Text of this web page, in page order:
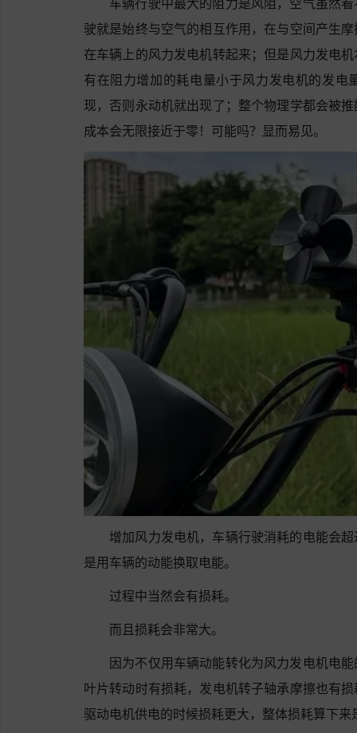
驶就是始终与空气的相互作用，在与空间产生
在车辆上的风力发电机转起来；但是风力发电
有在阻力增加的耗电量小于风力发电机的发
现，否则永动机就出现了；整个物理学都会被
成本会无限接近于零！可能吗？显而易见。
增加风力发电机，车辆行驶消耗的电能会
是用车辆的动能换取电能。
过程中当然会有损耗。
而且损耗会非常大。
因为不仅用车辆动能转化为风力发电机电
叶片转动时有损耗，发电机转子轴承摩擦也有
驱动电机供电的时候损耗更大，整体损耗算下